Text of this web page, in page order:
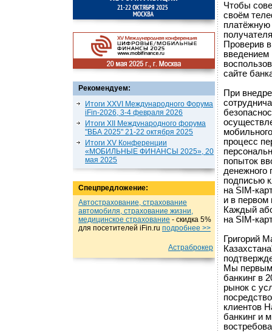
Рекомендуем:
Итоги XXVI Международного Форума
iFin-2026, 3-4 февраля 2026
Итоги XII Международного форума
"ВБА 2025" 21-22 октября 2025
Итоги XV Конференции
«МОБИЛЬНЫЕ ФИНАНСЫ 2025», 20
мая 2025
Спецпредложение:
Автострахование, страхование
автомобиля, страхование жизни,
медицинское страхование - cкидка 5%
для посетителей iFin.ru подробнеe >>
Астраброкер
Чтобы
своём
платёжную
Проверив
введением
сайте
При
процесс
попыток
денежного
подписью
на SIM-
и в первом
Каждый
на SIM-
Григорий
Мы
банкинг в
рынок с
клиентов
банкинг и